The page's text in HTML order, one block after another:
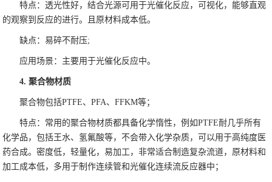
特点：透光性好，结合光源可用于光催化反应，可视化，能够直观
的观察到反应的进行。且原材料成本低。
缺点：易碎不耐压;
应用场景：主要用于光催化反应中。
4. 聚合物材质
聚合物包括PTFE、PFA、FFKM等；
特点：常用的聚合物材质都具备化学惰性，例如PTFE耐几乎所有
化学品，包括王水、氢氟酸等，不会带入化学杂质，可以用于高纯度医
药合成。密度低，轻量化，易加工，非常适合制造复杂流道，原材料和
加工成本低，多用于制作连续管和光催化连续流反应器中；